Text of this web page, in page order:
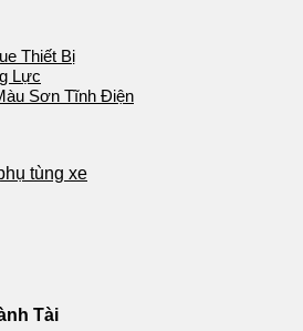
Thiết Bị
Lực
Sơn Tĩnh Điện
tùng xe
Tài